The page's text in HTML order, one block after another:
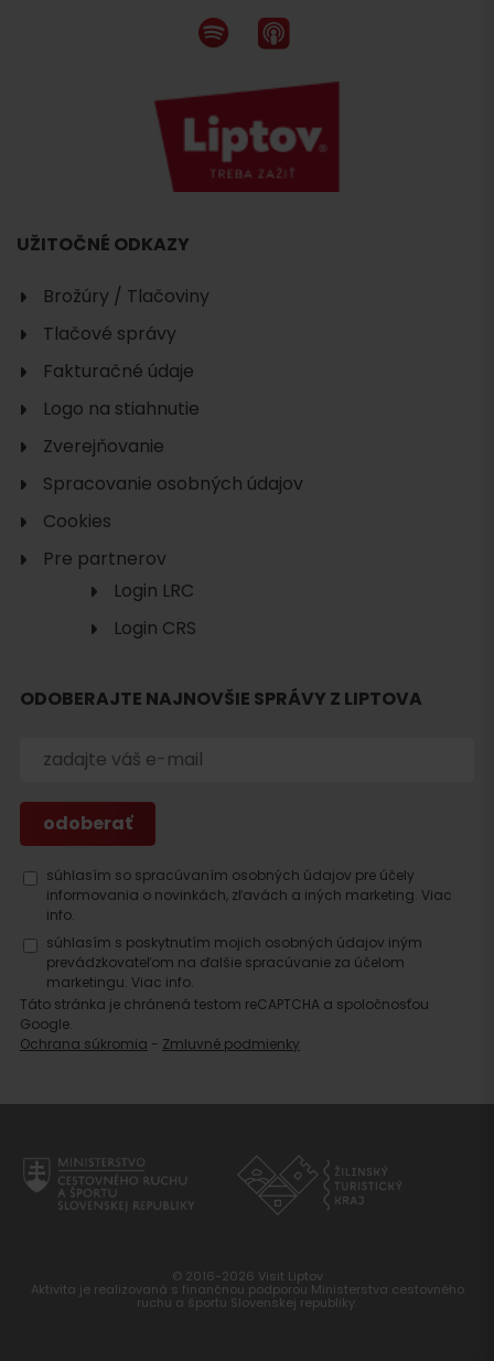
ubytovanie
UŽITOČNÉ ODKAZY
Brožúry / Tlačoviny
Tlačové správy
Fakturačné údaje
Logo na stiahnutie
Zverejňovanie
Spracovanie osobných údajov
Cookies
Pre partnerov
Login LRC
Login CRS
ODOBERAJTE NAJNOVŠIE SPRÁVY Z LIPTOVA
súhlasím so spracúvaním osobných údajov pre účely
informovania o novinkách, zľavách a iných marketing. Viac
info.
súhlasím s poskytnutím mojich osobných údajov iným
prevádzkovateľom na ďalšie spracúvanie za účelom
marketingu. Viac info.
Táto stránka je chránená testom reCAPTCHA a spoločnosťou
Google.
Ochrana súkromia - Zmluvné podmienky
© 2016-2026 Visit Liptov
Aktivita je realizovaná s finančnou podporou Ministerstva cestovného
ruchu a športu Slovenskej republiky.